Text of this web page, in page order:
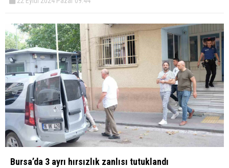
Bursa’da 3 ayrı hırsızlık zanlısı tutuklandı